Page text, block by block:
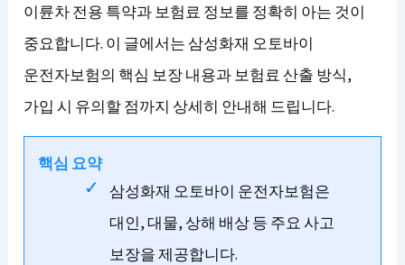
이륜차 전용 특약과 보험료 정보를 정확히 아는 것이
중요합니다. 이 글에서는 삼성화재 오토바이
운전자보험의 핵심 보장 내용과 보험료 산출 방식,
가입 시 유의할 점까지 상세히 안내해 드립니다.
핵심 요약
삼성화재 오토바이 운전자보험은
대인, 대물, 상해 배상 등 주요 사고
보장을 제공합니다.